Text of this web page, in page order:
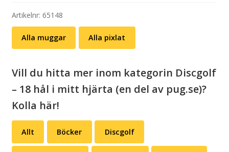
5
mängd
Artikelnr: 65148
Alla muggar Alla pixlat
Vill du hitta mer inom kategorin Discgolf
– 18 hål i mitt hjärta (en del av pug.se)?
Kolla här!
Allt Böcker Discgolf